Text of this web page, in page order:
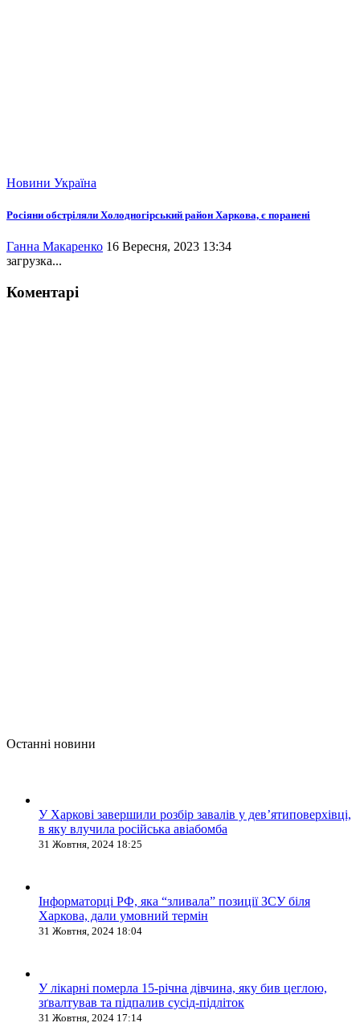
Новини Україна
Росіяни обстріляли Холодногірський район Харкова, є поранені
Ганна Макаренко 16 Вересня, 2023 13:34
загрузка...
Коментарі
Останні новини
У Харкові завершили розбір завалів у дев’ятиповерхівці,
в яку влучила російська авіабомба
31 Жовтня, 2024 18:25
Інформаторці РФ, яка “зливала” позиції ЗСУ біля
Харкова, дали умовний термін
31 Жовтня, 2024 18:04
У лікарні померла 15-річна дівчина, яку бив цеглою,
зґвалтував та підпалив сусід-підліток
31 Жовтня, 2024 17:14